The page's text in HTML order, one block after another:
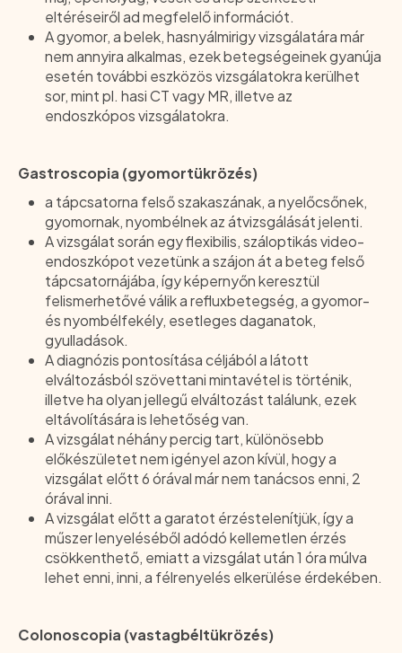
eltéréseiről ad megfelelő információt.
A gyomor, a belek, hasnyálmirigy vizsgálatára már
nem annyira alkalmas, ezek betegségeinek gyanúja
esetén további eszközös vizsgálatokra kerülhet
sor, mint pl. hasi CT vagy MR, illetve az
endoszkópos vizsgálatokra.
Gastroscopia (gyomortükrözés)
a tápcsatorna felső szakaszának, a nyelőcsőnek,
gyomornak, nyombélnek az átvizsgálását jelenti.
A vizsgálat során egy flexibilis, száloptikás video-
endoszkópot vezetünk a szájon át a beteg felső
tápcsatornájába, így képernyőn keresztül
felismerhetővé válik a refluxbetegség, a gyomor-
és nyombélfekély, esetleges daganatok,
gyulladások.
A diagnózis pontosítása céljából a látott
elváltozásból szövettani mintavétel is történik,
illetve ha olyan jellegű elváltozást találunk, ezek
eltávolítására is lehetőség van.
A vizsgálat néhány percig tart, különösebb
előkészületet nem igényel azon kívül, hogy a
vizsgálat előtt 6 órával már nem tanácsos enni, 2
órával inni.
A vizsgálat előtt a garatot érzéstelenítjük, így a
műszer lenyeléséből adódó kellemetlen érzés
csökkenthető, emiatt a vizsgálat után 1 óra múlva
lehet enni, inni, a félrenyelés elkerülése érdekében.
Colonoscopia (vastagbéltükrözés)